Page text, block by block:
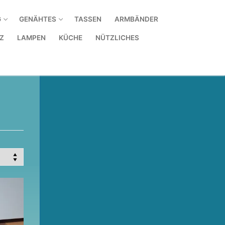
GENÄHTES TASSEN ARMBÄNDER
LAMPEN KÜCHE NÜTZLICHES